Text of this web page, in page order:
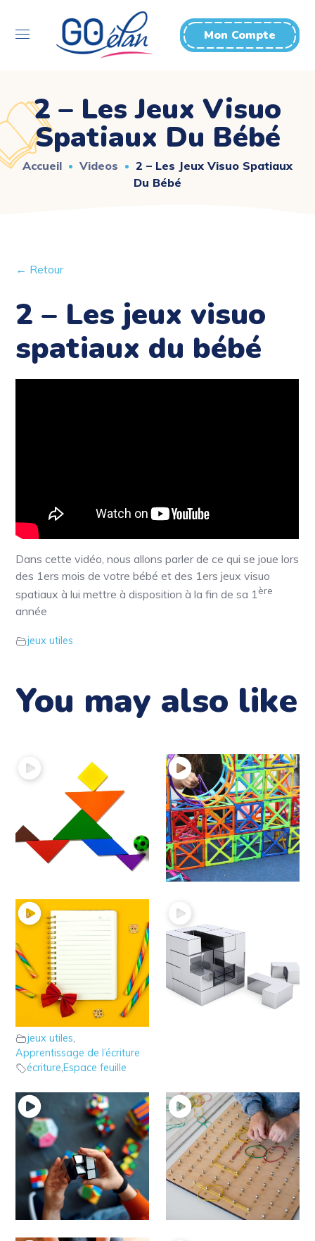
Mon Compte
2 – Les Jeux Visuo
Spatiaux Du Bébé
Accueil Videos
2 – Les Jeux Visuo Spatiaux
Du Bébé
← Retour
2 – Les jeux visuo
spatiaux du bébé
Dans cette vidéo, nous allons parler de ce qui se joue lors
des 1ers mois de votre bébé et des 1ers jeux visuo
spatiaux à lui mettre à disposition à la fin de sa 1ère
année
jeux utiles
You may also like
11 – Le jeu du
Tangram
10 – Le jeu Playstix à
la maison
jeux utiles
9 – L’astuce des lignes
de couleur pour
calibrer
jeux utiles,
Apprentissage de l’écriture
écriture,Espace feuille
8- Le jeu “Gagne ton
papa” à la maison
7 – Le jeu “Code
couleur” à la maison
jeux utiles
6 – Le jeu Pic fil
jeux utiles
Espace feuille